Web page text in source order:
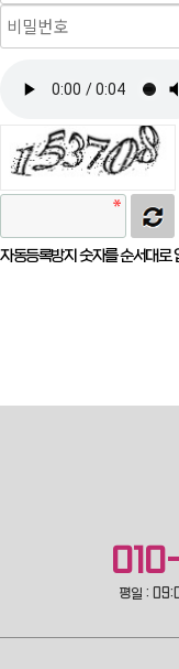
자동등록방지 숫자를 순서대로
평일 :